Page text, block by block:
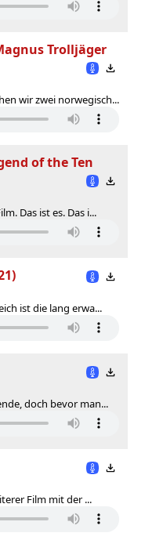
Trolljäger
wir zwei norwegisch...
of the Ten
Das ist es. Das i...
ist die lang erwa...
doch bevor man...
Film mit der ...